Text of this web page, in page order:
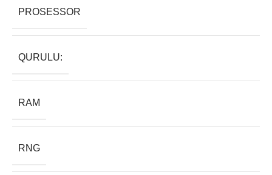
PROSESSOR
QURULU:
RAM
RNG